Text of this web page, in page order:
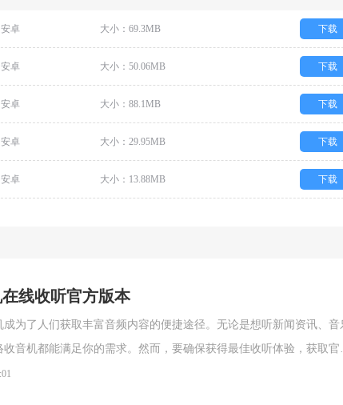
卓 大小：69.3MB 下载
卓 大小：50.06MB 下载
卓 大小：88.1MB 下载
卓 大小：29.95MB 下载
卓 大小：13.88MB 下载
线收听官方版本
为了人们获取丰富音频内容的便捷途径。无论是想听新闻资讯、音
音机都能满足你的需求。然而，要确保获得最佳收听体验，获取官
规的官方网站。通过搜索引擎输入你心仪的网络收音机名称，在